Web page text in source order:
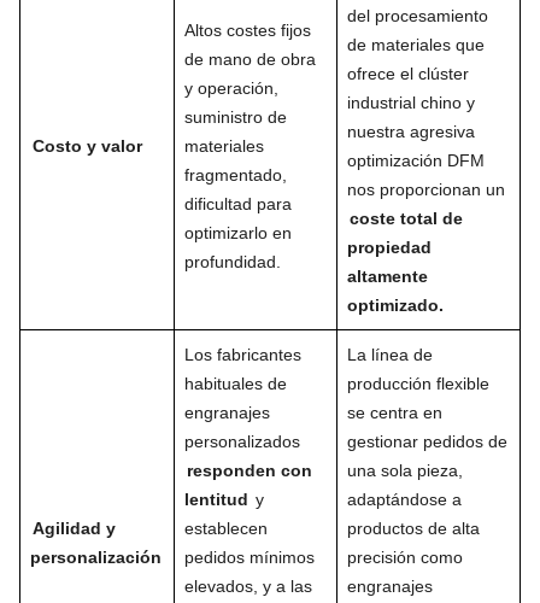
Costo y valor
Altos costes fijos
de mano de obra
y operación,
suministro de
materiales
fragmentado,
dificultad para
optimizarlo en
profundidad.
del procesamiento
de materiales que
ofrece el clúster
industrial chino y
nuestra agresiva
optimización DFM
nos proporcionan un
coste total de
propiedad
altamente
optimizado.
Agilidad y
personalización
Los fabricantes
habituales de
engranajes
personalizados
responden con
lentitud y
establecen
pedidos mínimos
elevados, y a las
La línea de
producción flexible
se centra en
gestionar pedidos de
una sola pieza,
adaptándose a
productos de alta
precisión como
engranajes